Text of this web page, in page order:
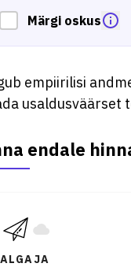
Märgi oskus
empiirilisi
usaldusväärset
endale
ALGAJA